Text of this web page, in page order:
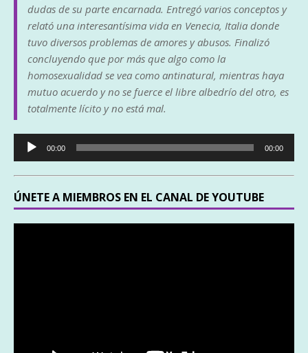
dudas de su parte encarnada. Entregó varios conceptos y
relató una interesantísima vida en Venecia, Italia donde
tuvo diversos problemas de amores y abusos. Finalizó
concluyendo que por más que algo como la
homosexualidad se vea como antinatural, mientras haya
mutuo acuerdo y no se fuerce el libre albedrío del otro, es
totalmente lícito y no está mal.
Reproductor
00:00 00:00
ÚNETE A MIEMBROS EN EL CANAL DE YOUTUBE